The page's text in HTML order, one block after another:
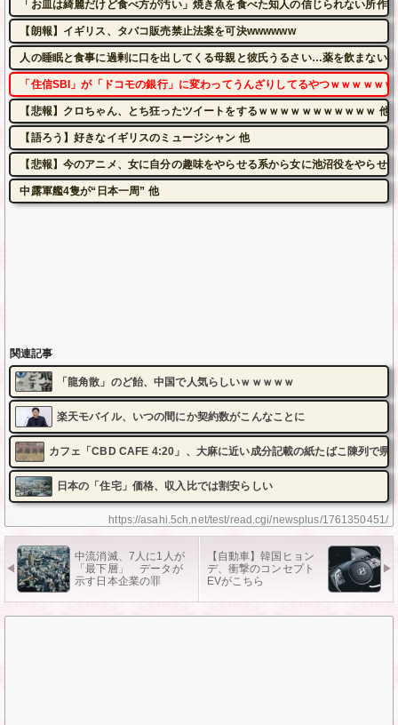
https://asahi.5ch.net/test/read.cgi/newsplus/1761350451/
「お皿は綺麗だけど食べ方が汚い」焼き魚を食べた知人の信じられない所
【朗報】イギリス、タバコ販売禁止法案を可決wwwwww
人の睡眠と食事に過剰に口を出してくる母親と彼氏うるさい…薬を飲まない
「住信SBI」が「ドコモの銀行」に変わってうんざりしてるやつｗｗｗｗｗｗ
【悲報】クロちゃん、とち狂ったツイートをするｗｗｗｗｗｗｗｗｗｗｗ 他
【語ろう】好きなイギリスのミュージシャン 他
【悲報】今のアニメ、女に自分の趣味をやらせる系から女に池沼役をやらせ
中露軍艦4隻が“日本一周” 他
関連記事
「龍角散」のど飴、中国で人気らしいｗｗｗｗｗ
楽天モバイル、いつの間にか契約数がこんなことに
カフェ「CBD CAFE 4:20」、大麻に近い成分記載の紙たばこ陳列で県
日本の「住宅」価格、収入比では割安らしい
中流消滅、7人に1人が
「最下層」 データが
示す日本企業の罪
【自動車】韓国ヒョン
デ、衝撃のコンセプト
EVがこちら